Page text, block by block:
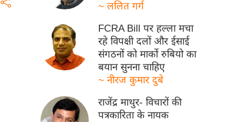
~ ललित गर्ग
FCRA Bill पर हल्ला मचा
रहे विपक्षी दलों और ईसाई
संगठनों को मार्को रुबियो का
बयान सुनना चाहिए
~ नीरज कुमार दुबे
राजेंद्र माथुर- विचारों की
पत्रकारिता के नायक